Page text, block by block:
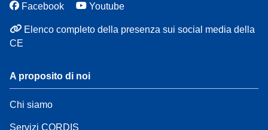
Facebook Youtube
Elenco completo della presenza sui social media della
CE
A proposito di noi
Chi siamo
Servizi CORDIS